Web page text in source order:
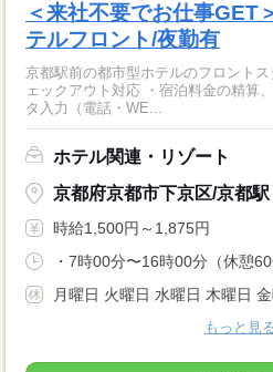
＜来社不要でお仕事GET
テルフロント/夜勤有
京都駅前の都市型ホテルのフロントスタッフ。 ・チェ
ェックアウト対応 ・宿泊料金の精算
タ入力（電話・WE...
ホテル関連・リゾート
京都府京都市下京区/京都駅
時給1,500円～1,875円
・7時00分〜16時00分（休憩
月曜日 火曜日 水曜日 木曜日
もっと見